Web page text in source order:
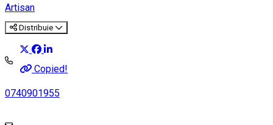
Artisan
Distribuie
Copied!
0740901955